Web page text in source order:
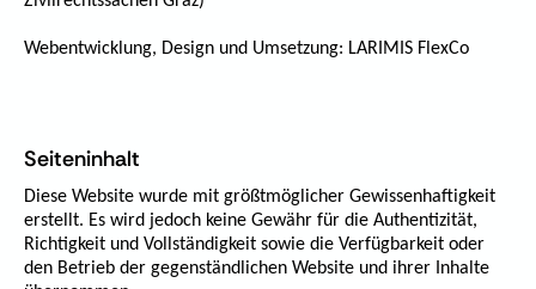
Webentwicklung, Design und Umsetzung: LARIMIS FlexCo
Seiteninhalt
Diese Website wurde mit größtmöglicher Gewissenhaftigkeit
erstellt. Es wird jedoch keine Gewähr für die Authentizität,
Richtigkeit und Vollständigkeit sowie die Verfügbarkeit oder
den Betrieb der gegenständlichen Website und ihrer Inhalte